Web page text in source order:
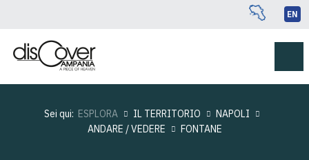
EN
Sei qui: ESPLORA IL TERRITORIO
NAPOLI
ANDARE / VEDERE
FONTANE